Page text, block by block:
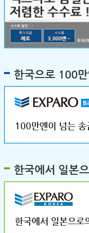
한국으로 100
100만엔이 넘는 송
한국에서 일본
한국에서 일본으